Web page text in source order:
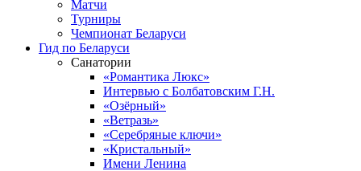
Матчи
Турниры
Чемпионат Беларуси
Гид по Беларуси
Санатории
«Романтика Люкс»
Интервью с Болбатовским Г.Н.
«Озёрный»
«Ветразь»
«Серебряные ключи»
«Кристальный»
Имени Ленина